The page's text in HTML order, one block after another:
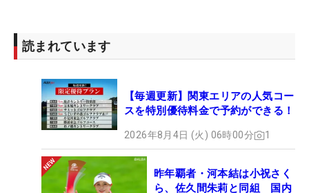
読まれています
【毎週更新】関東エリアの人気コー
スを特別優待料金で予約ができる！
2026年8月4日 (火) 06時00分 1
昨年覇者・河本結は小祝さく
ら、佐久間朱莉と同組 国内